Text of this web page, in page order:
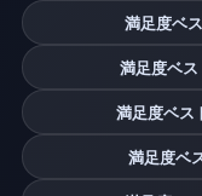
満足度ベ
満足度ベス
満足度ベス
満足度ベ